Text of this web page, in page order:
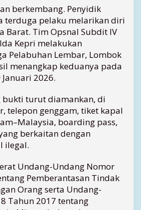
berkembang. Penyidik
terduga pelaku melarikan diri
Barat. Tim Opsnal Subdit IV
Kepri melakukan
Pelabuhan Lembar, Lombok
menangkap keduanya pada
2026.
bukti turut diamankan, di
telepon genggam, tiket kapal
boarding pass,
berkaitan dengan
ilegal.
Undang-Undang Nomor
Pemberantasan Tindak
Orang serta Undang-
Tahun 2017 tentang